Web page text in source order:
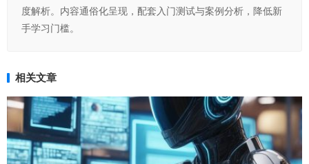
度解析。内容通俗化呈现，配套入门测试与案例分析，降低新
手学习门槛。
相关文章